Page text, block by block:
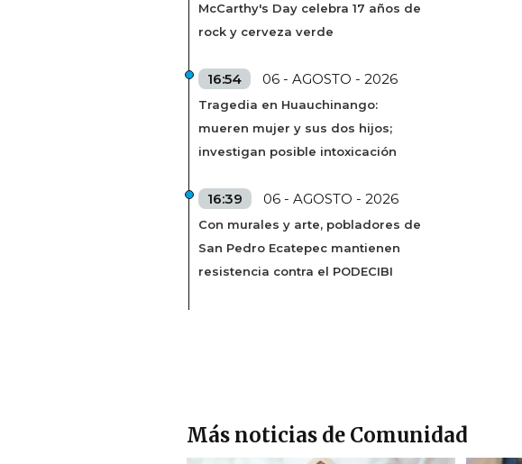
McCarthy's Day celebra 17 años de
rock y cerveza verde
16:54 06 - AGOSTO - 2026
Tragedia en Huauchinango:
mueren mujer y sus dos hijos;
investigan posible intoxicación
16:39 06 - AGOSTO - 2026
Con murales y arte, pobladores de
San Pedro Ecatepec mantienen
resistencia contra el PODECIBI
Más noticias de Comunidad